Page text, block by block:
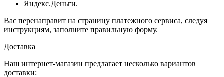
Яндекс.Деньги.
Вас перенаправит на страницу платежного сервиса, следуя
инструкциям, заполните правильную форму.
Доставка
Наш интернет-магазин предлагает несколько вариантов
доставки: